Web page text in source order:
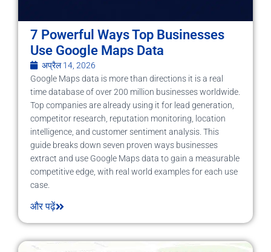
7 Powerful Ways Top Businesses
Use Google Maps Data
अप्रैल 14, 2026
Google Maps data is more than directions it is a real
time database of over 200 million businesses worldwide.
Top companies are already using it for lead generation,
competitor research, reputation monitoring, location
intelligence, and customer sentiment analysis. This
guide breaks down seven proven ways businesses
extract and use Google Maps data to gain a measurable
competitive edge, with real world examples for each use
case.
और पढ़ें